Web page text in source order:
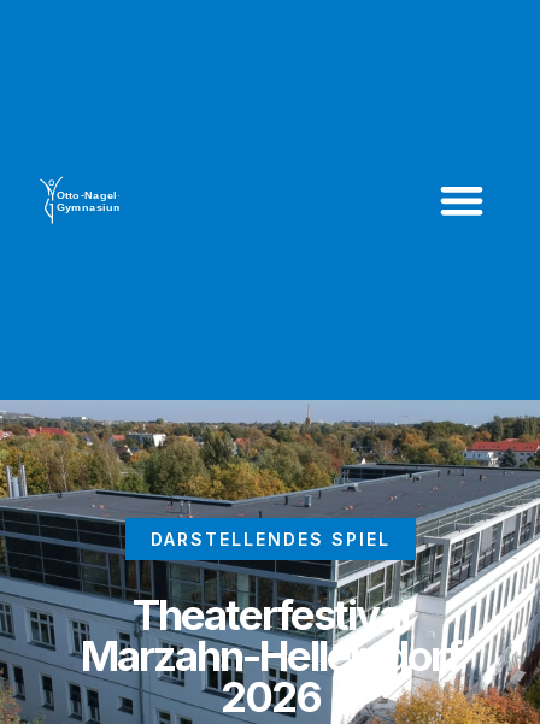
DARSTELLENDES SPIEL
Theaterfestival
Marzahn-Hellersdorf
2026